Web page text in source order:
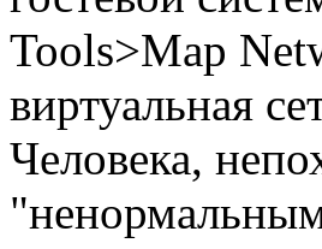
Tools>Map
виртуальная
Человека,